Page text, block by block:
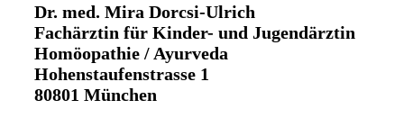
Dr. med. Mira Dorcsi-Ulrich
Fachärztin für Kinder- und Jugendärztin
Homöopathie / Ayurveda
Hohenstaufenstrasse 1
80801 München